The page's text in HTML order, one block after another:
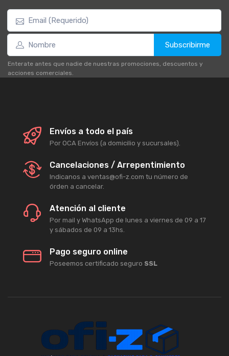
Subscribirme
Enterate antes que nadie de nuestras promociones, descuentos y
acciones comerciales.
Envíos a todo el país
Por OCA Envíos (a domicilio y sucursales).
Cancelaciones / Arrepentimiento
Indicanos a ventas@ofi-z.com tu número de
órden a cancelar.
Atención al cliente
Por mail y WhatsApp de lunes a viernes de 09 a 17
y sábados de 09 a 13hs.
Pago seguro online
Poseemos certificado seguro SSL